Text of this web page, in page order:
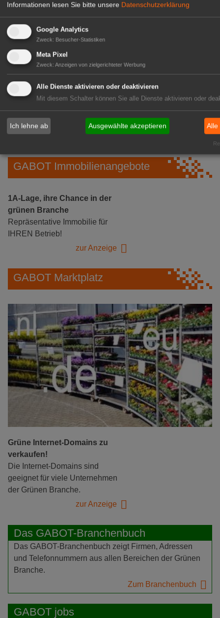
Gärtnerei Hanns
Mitarbeiter (m/w/d) für unsere
Logistikhalle
Herongen
zur Stellenanzeige
GABOT Immobilienangebote
1A-Lage, ihre Chance in der
grünen Branche
Repräsentative Immobilie für
IHREN Betrieb!
zur Anzeige
GABOT Marktplatz
Grüne Internet-Domains zu
verkaufen!
Die Internet-Domains sind
geeignet für viele Unternehmen
der Grünen Branche.
zur Anzeige
Das GABOT-Branchenbuch
Das GABOT-Branchenbuch zeigt Firmen, Adressen
und Telefonnummern aus allen Bereichen der Grünen
Branche.
Zum Branchenbuch
GABOT jobs
Informationen lesen Sie bitte unsere Datenschutzerklärung
Google Analytics
Zweck: Besucher-Statistiken
Meta Pixel
Zweck: Anzeigen von zielgerichteter Werbung
Alle Dienste aktivieren oder deaktivieren
Mit diesem Schalter können Sie alle Dienste aktivieren oder
Ich lehne ab Ausgewählte akzeptieren Alle